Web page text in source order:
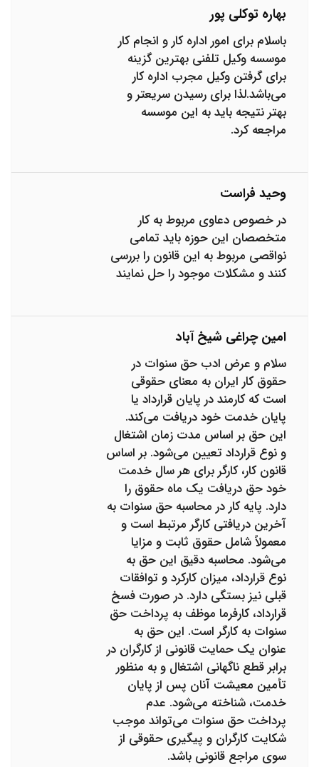
بهاره توکلی پور
باسلام برای امور اداره کار و انجام کار
موسسه وکیل تلفنی بهترین گزینه
برای گرفتن وکیل مجرب اداره کار
می‌باشد.لذا برای رسیدن سریعتر و
بهتر نتیجه باید به این موسسه
مراجعه کرد.
وحید فراست
در خصوص دعاوی مربوط به کار
متخصصان این حوزه باید تمامی
نواقصی مربوط به این قانون را بررسی
کنند و مشکلات موجود را حل نمایند
امین چراغی شیخ آباد
سلام و عرض ادب حق سنوات در
حقوق کار ایران به معنای حقوقی
است که کارمند در پایان قرارداد یا
پایان خدمت خود دریافت می‌کند.
این حق بر اساس مدت زمان اشتغال
و نوع قرارداد تعیین می‌شود. بر اساس
قانون کار، کارگر برای هر سال خدمت
خود حق دریافت یک ماه حقوق را
دارد. پایه کار در محاسبه حق سنوات به
آخرین دریافتی کارگر مرتبط است و
معمولاً شامل حقوق ثابت و مزایا
می‌شود. محاسبه دقیق این حق به
نوع قرارداد، میزان کارکرد و توافقات
قبلی نیز بستگی دارد. در صورت فسخ
قرارداد، کارفرما موظف به پرداخت حق
سنوات به کارگر است. این حق به
عنوان یک حمایت قانونی از کارگران در
برابر قطع ناگهانی اشتغال و به منظور
تأمین معیشت آنان پس از پایان
خدمت، شناخته می‌شود. عدم
پرداخت حق سنوات می‌تواند موجب
شکایت کارگران و پیگیری حقوقی از
سوی مراجع قانونی باشد.